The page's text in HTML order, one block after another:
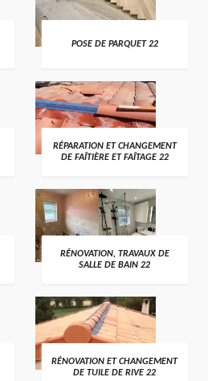
POSE DE PARQUET 22
RÉPARATION ET CHANGEMENT
DE FAÎTIÈRE ET FAÎTAGE 22
RÉNOVATION, TRAVAUX DE
SALLE DE BAIN 22
RÉNOVATION ET CHANGEMENT
DE TUILE DE RIVE 22